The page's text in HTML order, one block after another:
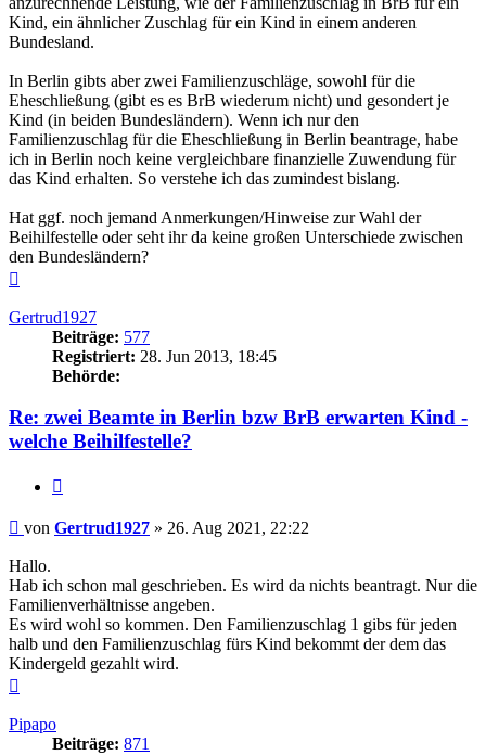
Kind, ein ähnlicher Zuschlag für ein Kind in einem anderen
Bundesland.
In Berlin gibts aber zwei Familienzuschläge, sowohl für die
Eheschließung (gibt es es BrB wiederum nicht) und gesondert je
Kind (in beiden Bundesländern). Wenn ich nur den
Familienzuschlag für die Eheschließung in Berlin beantrage, habe
ich in Berlin noch keine vergleichbare finanzielle Zuwendung für
das Kind erhalten. So verstehe ich das zumindest bislang.
Hat ggf. noch jemand Anmerkungen/Hinweise zur Wahl der
Beihilfestelle oder seht ihr da keine großen Unterschiede zwischen
den Bundesländern?
Gertrud1927
Beiträge: 577
Registriert: 28. Jun 2013, 18:45
Behörde:
Re: zwei Beamte in Berlin bzw BrB erwarten Kind -
welche Beihilfestelle?
Beitrag
von Gertrud1927 » 26. Aug 2021, 22:22
Hallo.
Hab ich schon mal geschrieben. Es wird da nichts beantragt. Nur die
Familienverhältnisse angeben.
Es wird wohl so kommen. Den Familienzuschlag 1 gibs für jeden
halb und den Familienzuschlag fürs Kind bekommt der dem das
Kindergeld gezahlt wird.
Pipapo
Beiträge: 871